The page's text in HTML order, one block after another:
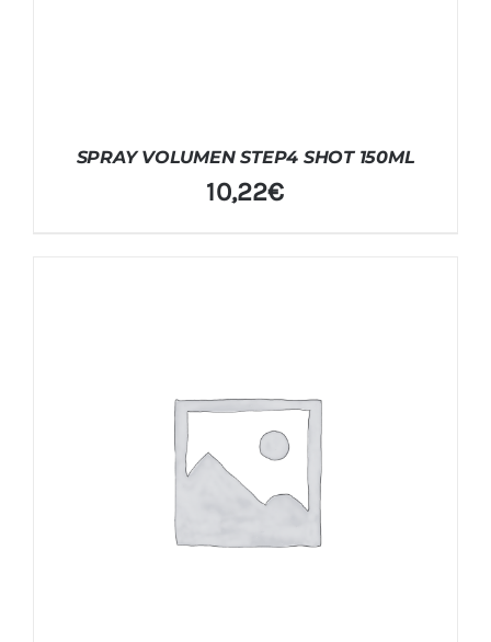
SPRAY VOLUMEN STEP4 SHOT 150ML
10,22€